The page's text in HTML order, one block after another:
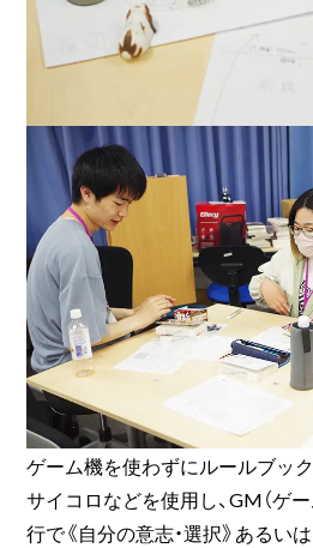
ゲーム機を使わずにルールブック
サイコロなどを使用し、GM（ゲ
行で《自分の意志・選択》あるい